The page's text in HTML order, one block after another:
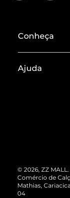
Conheça
Termos de
ZZ MALL é
Cartão
Vendas
Ajuda
Devolução
Compre
© 2026, ZZ
Comércio de
Mathias,
04